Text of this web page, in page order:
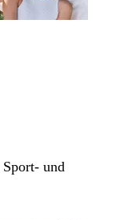
und